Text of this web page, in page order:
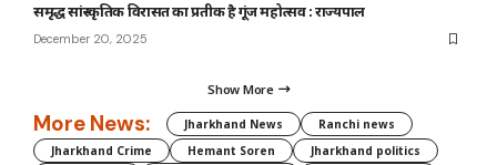
समृद्ध सांस्कृतिक विरासत का प्रतीक है गूंज महोत्सव : राज्यपाल
December 20, 2025
Show More
More News: Jharkhand News
Ranchi news
Jharkhand Crime
Hemant Soren
Jharkhand politics